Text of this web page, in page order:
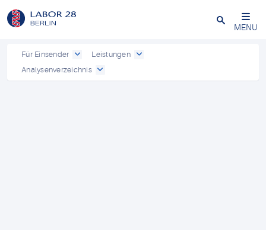
Schließen
MENU
Für Einsender
Leistungen
Analysenverzeichnis